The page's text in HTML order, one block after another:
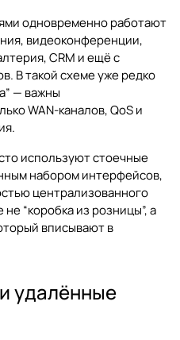
одновременно работают
видеоконференции,
CRM и ещё с
В такой схеме уже редко
— важны
WAN-каналов, QoS и
используют стоечные
набором интерфейсов,
централизованного
“коробка из розницы”, а
вписывают в
удалённые